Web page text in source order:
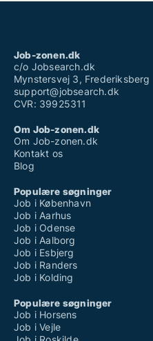
Job-zonen.dk
c/o Jobsearch.dk
Mynstersvej 3, Frederiksberg
support@jobsearch.dk
CVR: 39925311
Om Job-zonen.dk
Om Job-zonen.dk
Kontakt os
Blog
Populære søgninger
Job i København
Job i Aarhus
Job i Odense
Job i Aalborg
Job i Esbjerg
Job i Randers
Job i Kolding
Populære søgninger
Job i Horsens
Job i Vejle